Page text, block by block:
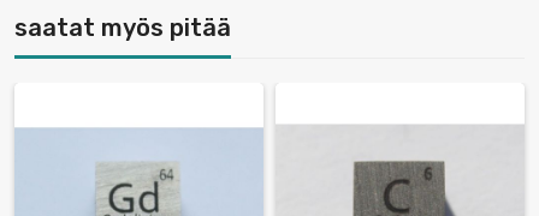
saatat myös pitää